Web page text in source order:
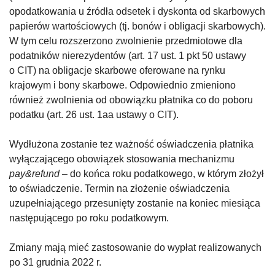
opodatkowania u źródła odsetek i dyskonta od skarbowych
papierów wartościowych (tj. bonów i obligacji skarbowych).
W tym celu rozszerzono zwolnienie przedmiotowe dla
podatników nierezydentów (art. 17 ust. 1 pkt 50 ustawy
o CIT) na obligacje skarbowe oferowane na rynku
krajowym i bony skarbowe. Odpowiednio zmieniono
również zwolnienia od obowiązku płatnika co do poboru
podatku (art. 26 ust. 1aa ustawy o CIT).
Wydłużona zostanie tez ważność oświadczenia płatnika
wyłączającego obowiązek stosowania mechanizmu
pay&refund – do końca roku podatkowego, w którym złożył
to oświadczenie. Termin na złożenie oświadczenia
uzupełniającego przesunięty zostanie na koniec miesiąca
następującego po roku podatkowym.
Zmiany mają mieć zastosowanie do wypłat realizowanych
po 31 grudnia 2022 r.